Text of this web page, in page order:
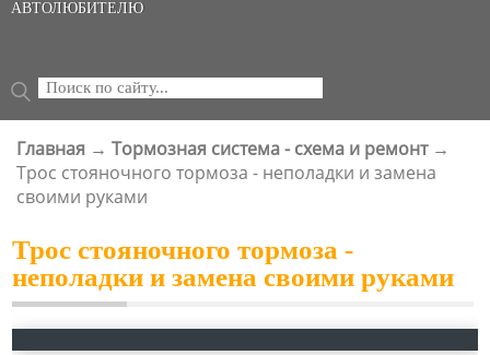
АВТОЛЮБИТЕЛЮ
ФОРМА ПОИСКА
Поиск
ВЫ ЗДЕСЬ
Главная → Тормозная система - схема и ремонт →
Трос стояночного тормоза - неполадки и замена
своими руками
Трос стояночного тормоза -
неполадки и замена своими руками